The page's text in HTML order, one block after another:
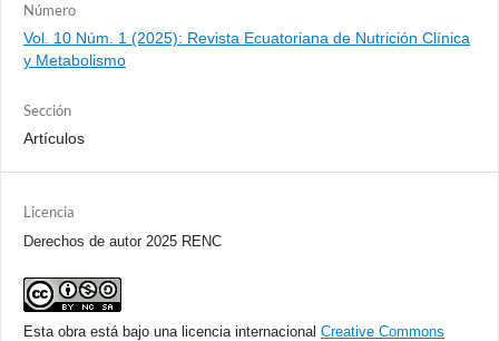
Número
Vol. 10 Núm. 1 (2025): Revista Ecuatoriana de Nutrición Clínica
y Metabolismo
Sección
Artículos
Licencia
Derechos de autor 2025 RENC
Esta obra está bajo una licencia internacional Creative Commons